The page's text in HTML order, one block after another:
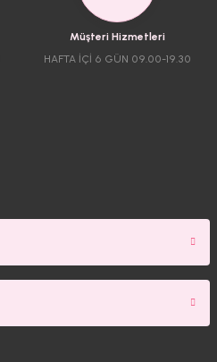
Müşteri Hizmetleri
HAFTA İÇİ 6 GÜN 09.00-19.30